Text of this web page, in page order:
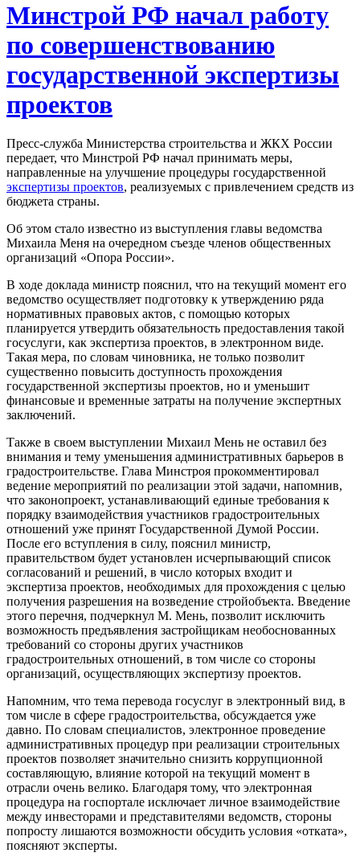
Минстрой РФ начал работу
по совершенствованию
государственной экспертизы
проектов
Пресс-служба Министерства строительства и ЖКХ России
передает, что Минстрой РФ начал принимать меры,
направленные на улучшение процедуры государственной
экспертизы проектов, реализуемых с привлечением средств из
бюджета страны.
Об этом стало известно из выступления главы ведомства
Михаила Меня на очередном съезде членов общественных
организаций «Опора России».
В ходе доклада министр пояснил, что на текущий момент его
ведомство осуществляет подготовку к утверждению ряда
нормативных правовых актов, с помощью которых
планируется утвердить обязательность предоставления такой
госуслуги, как экспертиза проектов, в электронном виде.
Такая мера, по словам чиновника, не только позволит
существенно повысить доступность прохождения
государственной экспертизы проектов, но и уменьшит
финансовые и временные затраты на получение экспертных
заключений.
Также в своем выступлении Михаил Мень не оставил без
внимания и тему уменьшения административных барьеров в
градостроительстве. Глава Минстроя прокомментировал
ведение мероприятий по реализации этой задачи, напомнив,
что законопроект, устанавливающий единые требования к
порядку взаимодействия участников градостроительных
отношений уже принят Государственной Думой России.
После его вступления в силу, пояснил министр,
правительством будет установлен исчерпывающий список
согласований и решений, в число которых входит и
экспертиза проектов, необходимых для прохождения с целью
получения разрешения на возведение стройобъекта. Введение
этого перечня, подчеркнул М. Мень, позволит исключить
возможность предъявления застройщикам необоснованных
требований со стороны других участников
градостроительных отношений, в том числе со стороны
организаций, осуществляющих экспертизу проектов.
Напомним, что тема перевода госуслуг в электронный вид, в
том числе в сфере градостроительства, обсуждается уже
давно. По словам специалистов, электронное проведение
административных процедур при реализации строительных
проектов позволяет значительно снизить коррупционной
составляющую, влияние которой на текущий момент в
отрасли очень велико. Благодаря тому, что электронная
процедура на госпортале исключает личное взаимодействие
между инвесторами и представителями ведомств, стороны
попросту лишаются возможности обсудить условия «отката»,
поясняют эксперты.